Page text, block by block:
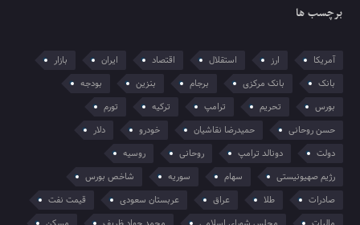
برچسب ها
آمریکا ارز استقلال اقتصاد ایران
بازار
بانک
بانک مرکزی برجام بنزین
بودجه
بورس
تحریم ترامپ ترکیه
تورم
حسن روحانی
حمیدرضا نقاشیان خودرو
دلار
دولت
دونالد ترامپ روحانی
روسیه
رژیم صهیونیستی
سهام سوریه
شاخص بورس
صادرات
طلا عراق عربستان سعودی
قیمت نفت